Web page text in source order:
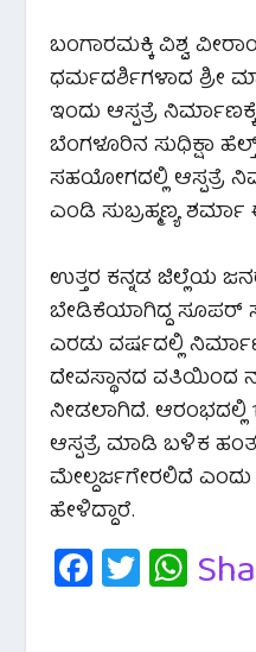
ಬಂಗಾರಮಕ್ಕಿ ವಿಶ್ವ
ಧರ್ಮದರ್ಶಿಗಳಾದ ಶ್ರೀ
ಇಂದು ಆಸ್ಪತ್ರೆ
ಬೆಂಗಳೂರಿನ ಸುಧಿಕ್ಷಾ
ಸಹಯೋಗದಲ್ಲಿ‌ ಆಸ್ಪತ್ರೆ
ಎಂಡಿ ಸುಬ್ರಹ್ಮಣ್ಯ
ಉತ್ತರ ಕನ್ನಡ ಜಿಲ್ಲೆಯ
ಬೇಡಿಕೆಯಾಗಿದ್ದ ಸೂಪರ್
ಎರಡು ವರ್ಷದಲ್ಲಿ
ದೇವಸ್ಥಾನದ ವತಿಯಿಂದ
ನೀಡಲಾಗಿದೆ. ಆರಂಭದಲ್ಲಿ
ಆಸ್ಪತ್ರೆ ಮಾಡಿ ಬಳಿಕ
ಮೇಲ್ದರ್ಜಗೇರಲಿದೆ ಎಂದು
ಹೇಳಿದ್ದಾರೆ.
Fa
c
T
wi
W